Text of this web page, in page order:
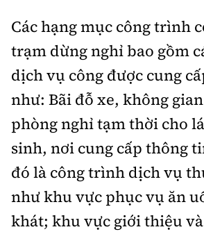
Các hạng mục công trình
trạm dừng nghỉ bao gồm
dịch vụ công được cung
như: Bãi đỗ xe, không
phòng nghỉ tạm thời cho
sinh, nơi cung cấp thông
đó là công trình dịch vụ
như khu vực phục vụ ăn
khát; khu vực giới thiệu